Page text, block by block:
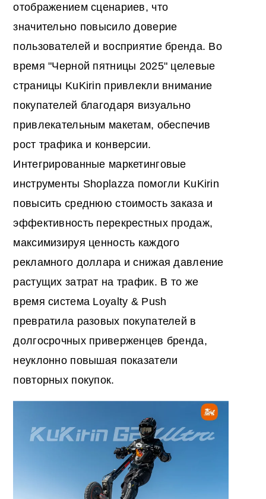
отображением сценариев, что
значительно повысило доверие
пользователей и восприятие бренда. Во
время "Черной пятницы 2025" целевые
страницы KuKirin привлекли внимание
покупателей благодаря визуально
привлекательным макетам, обеспечив
рост трафика и конверсии.
Интегрированные маркетинговые
инструменты Shoplazza помогли KuKirin
повысить среднюю стоимость заказа и
эффективность перекрестных продаж,
максимизируя ценность каждого
рекламного доллара и снижая давление
растущих затрат на трафик. В то же
время система Loyalty & Push
превратила разовых покупателей в
долгосрочных приверженцев бренда,
неуклонно повышая показатели
повторных покупок.